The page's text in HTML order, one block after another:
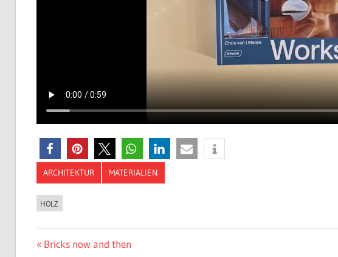
ARCHITEKTUR MATERIALIEN
HOLZ
Beitragsnavigation
Vorheriger
Bricks now and then